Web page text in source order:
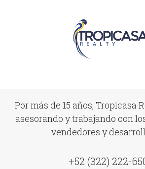
Por más de 15 años, Tropicasa
asesorando y trabajando con
vendedores y
+52 (322) 222-